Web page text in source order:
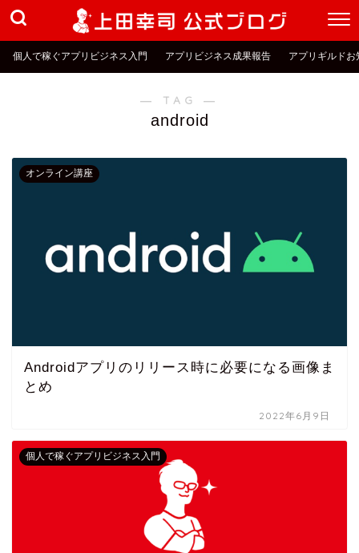
個人で稼ぐアプリビジネス入門 アプリビジネス成果報告 アプリギルドお
― TAG ―
android
オンライン講座
Androidアプリのリリース時に必要になる画像ま
とめ
2022年6月9日
個人で稼ぐアプリビジネス入門